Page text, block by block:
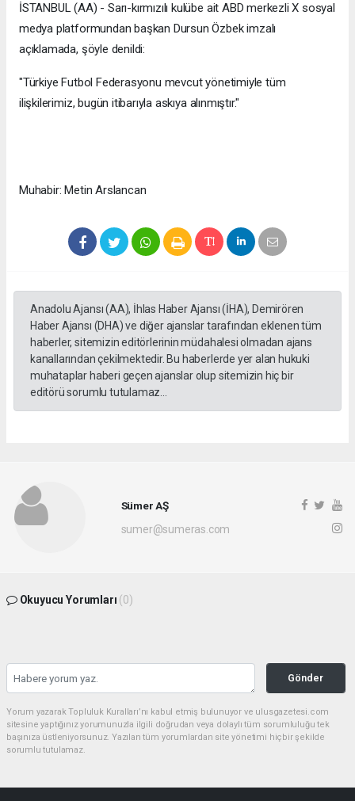
İSTANBUL (AA) - Sarı-kırmızılı kulübe ait ABD merkezli X sosyal
medya platformundan başkan Dursun Özbek imzalı
açıklamada, şöyle denildi:
"Türkiye Futbol Federasyonu mevcut yönetimiyle tüm
ilişkilerimiz, bugün itibarıyla askıya alınmıştır."
Muhabir: Metin Arslancan
Anadolu Ajansı (AA), İhlas Haber Ajansı (İHA), Demirören
Haber Ajansı (DHA) ve diğer ajanslar tarafından eklenen tüm
haberler, sitemizin editörlerinin müdahalesi olmadan ajans
kanallarından çekilmektedir. Bu haberlerde yer alan hukuki
muhataplar haberi geçen ajanslar olup sitemizin hiç bir
editörü sorumlu tutulamaz...
Sümer AŞ
sumer@sumeras.com
Okuyucu Yorumları (0)
Gönder
Yorum yazarak Topluluk Kuralları’nı kabul etmiş bulunuyor ve ulusgazetesi.com
sitesine yaptığınız yorumunuzla ilgili doğrudan veya dolaylı tüm sorumluluğu tek
başınıza üstleniyorsunuz. Yazılan tüm yorumlardan site yönetimi hiçbir şekilde
sorumlu tutulamaz.